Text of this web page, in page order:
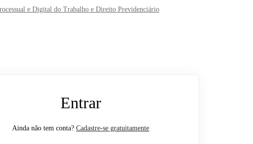
e Digital do Trabalho e Direito Previdenciário
Entrar
Ainda não tem conta? Cadastre-se gratuitamente